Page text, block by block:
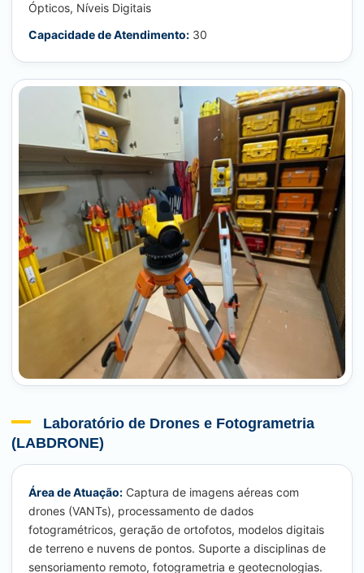
Ópticos, Níveis Digitais
Capacidade de Atendimento: 30
Laboratório de Drones e Fotogrametria
(LABDRONE)
Área de Atuação: Captura de imagens aéreas com
drones (VANTs), processamento de dados
fotogramétricos, geração de ortofotos, modelos digitais
de terreno e nuvens de pontos. Suporte a disciplinas de
sensoriamento remoto, fotogrametria e geotecnologias.